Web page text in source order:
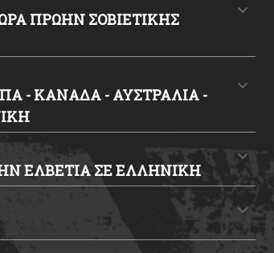
ΠΡΩΗΝ ΣΟΒΙΕΤΙΚΗΣ
- ΚΑΝΑΔΑ - ΑΥΣΤΡΑΛΙΑ -
ΕΛΒΕΤΙΑ ΣΕ ΕΛΛΗΝΙΚΗ